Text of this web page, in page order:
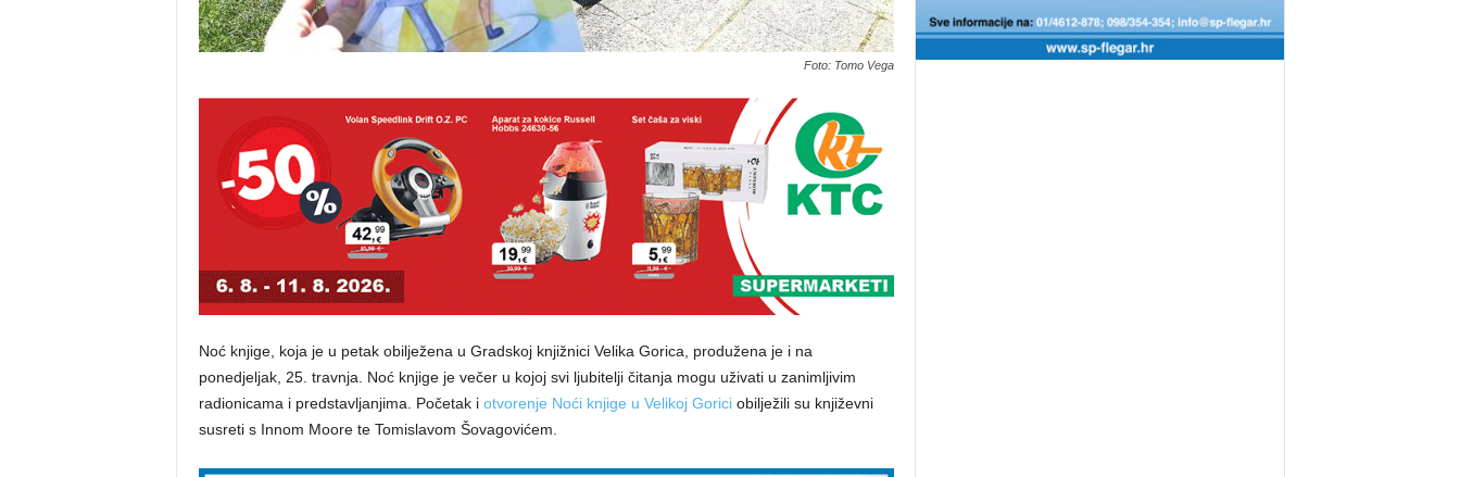
Foto: Tomo Vega
Noć knjige, koja je u petak obilježena u Gradskoj knjižnici Velika Gorica, produžena je i na
ponedjeljak, 25. travnja. Noć knjige je večer u kojoj svi ljubitelji čitanja mogu uživati u zanimljivim
radionicama i predstavljanjima. Početak i otvorenje Noći knjige u Velikoj Goriciobilježili su književni
susreti s Innom Moore te Tomislavom Šovagovićem.